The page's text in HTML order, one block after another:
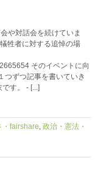
や対話会を続けていま
牲者に対する追悼の場
そのイベントに向
つずつ記事を書いていき
す。 - [...]
・fairshare 政治・憲法・